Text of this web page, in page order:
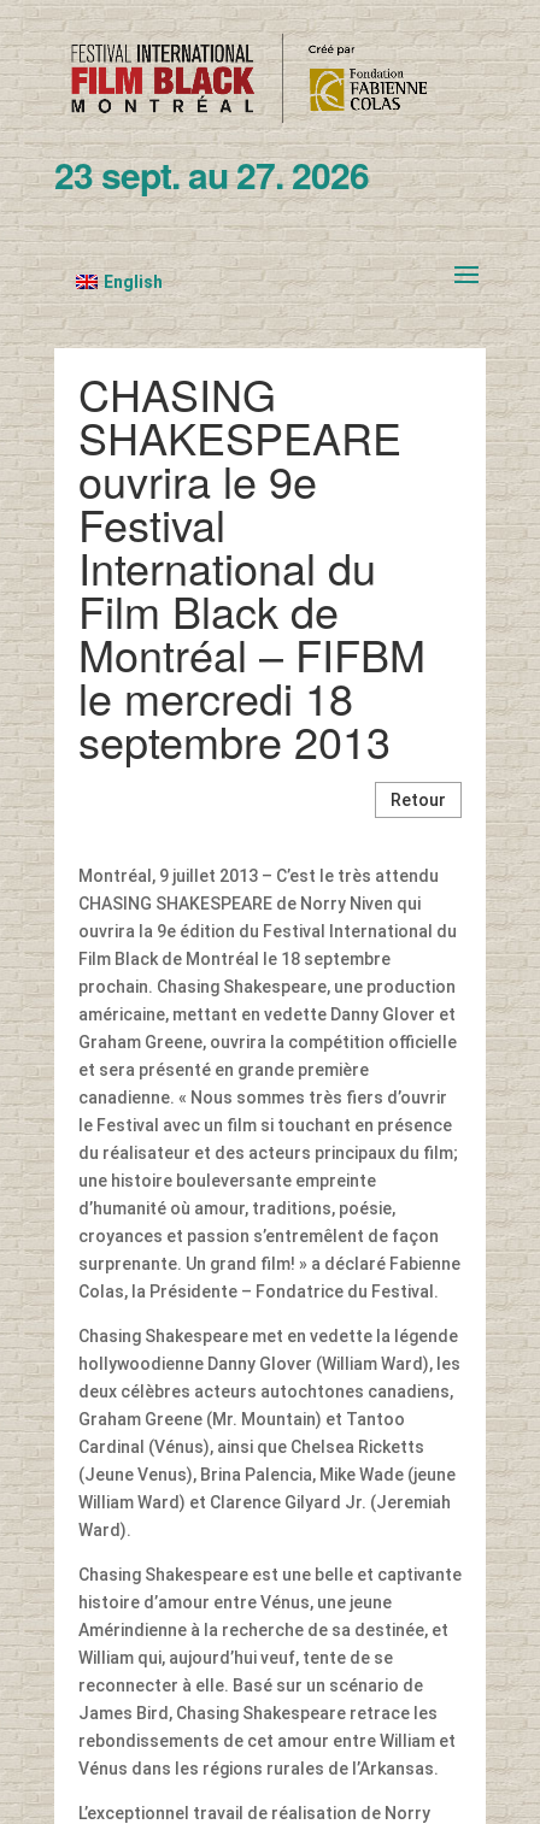
23 sept. au 27. 2026
English
CHASING
SHAKESPEARE
ouvrira le 9e
Festival
International du
Film Black de
Montréal – FIFBM
le mercredi 18
septembre 2013
Retour
Montréal, 9 juillet 2013 – C’est le très attendu
CHASING SHAKESPEARE de Norry Niven qui
ouvrira la 9e édition du Festival International du
Film Black de Montréal le 18 septembre
prochain. Chasing Shakespeare, une production
américaine, mettant en vedette Danny Glover et
Graham Greene, ouvrira la compétition officielle
et sera présenté en grande première
canadienne. « Nous sommes très fiers d’ouvrir
le Festival avec un film si touchant en présence
du réalisateur et des acteurs principaux du film;
une histoire bouleversante empreinte
d’humanité où amour, traditions, poésie,
croyances et passion s’entremêlent de façon
surprenante. Un grand film! » a déclaré Fabienne
Colas, la Présidente – Fondatrice du Festival.
Chasing Shakespeare met en vedette la légende
hollywoodienne Danny Glover (William Ward), les
deux célèbres acteurs autochtones canadiens,
Graham Greene (Mr. Mountain) et Tantoo
Cardinal (Vénus), ainsi que Chelsea Ricketts
(Jeune Venus), Brina Palencia, Mike Wade (jeune
William Ward) et Clarence Gilyard Jr. (Jeremiah
Ward).
Chasing Shakespeare est une belle et captivante
histoire d’amour entre Vénus, une jeune
Amérindienne à la recherche de sa destinée, et
William qui, aujourd’hui veuf, tente de se
reconnecter à elle. Basé sur un scénario de
James Bird, Chasing Shakespeare retrace les
rebondissements de cet amour entre William et
Vénus dans les régions rurales de l’Arkansas.
L’exceptionnel travail de réalisation de Norry